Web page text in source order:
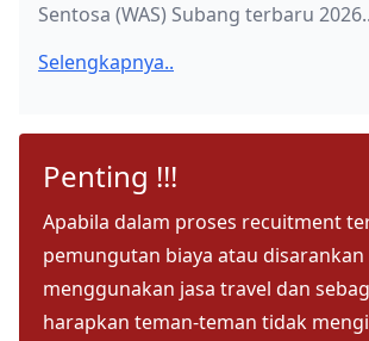
Sentosa (WAS) Subang terbaru
Selengkapnya..
Penting !!!
Apabila dalam proses recuitment
pemungutan biaya atau disarankan
menggunakan jasa travel dan
harapkan teman-teman tidak